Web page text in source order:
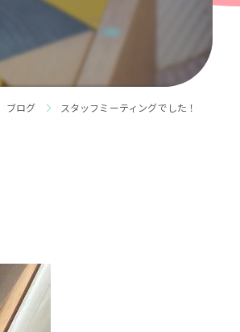
育児サポート
ブログ スタッフミーティングでした！